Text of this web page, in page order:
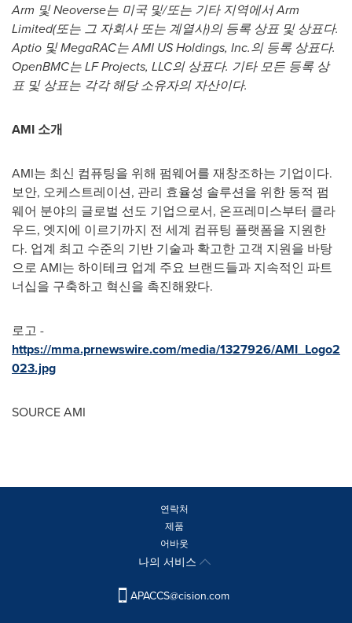
Arm 및 Neoverse는 미국 및/또는 기타 지역에서 Arm
Limited(또는 그 자회사 또는 계열사)의 등록 상표 및 상표다.
Aptio 및 MegaRAC는 AMI US Holdings, Inc.의 등록 상표다.
OpenBMC는 LF Projects, LLC의 상표다. 기타 모든 등록 상
표 및 상표는 각각 해당 소유자의 자산이다.
AMI 소개
AMI는 최신 컴퓨팅을 위해 펌웨어를 재창조하는 기업이다.
보안, 오케스트레이션, 관리 효율성 솔루션을 위한 동적 펌
웨어 분야의 글로벌 선도 기업으로서, 온프레미스부터 클라
우드, 엣지에 이르기까지 전 세계 컴퓨팅 플랫폼을 지원한
다. 업계 최고 수준의 기반 기술과 확고한 고객 지원을 바탕
으로 AMI는 하이테크 업계 주요 브랜드들과 지속적인 파트
너십을 구축하고 혁신을 촉진해왔다.
로고 -
https://mma.prnewswire.com/media/1327926/AMI_Logo2
023.jpg
SOURCE AMI
연락처
제품
어바웃
나의 서비스
APACCS@cision.com